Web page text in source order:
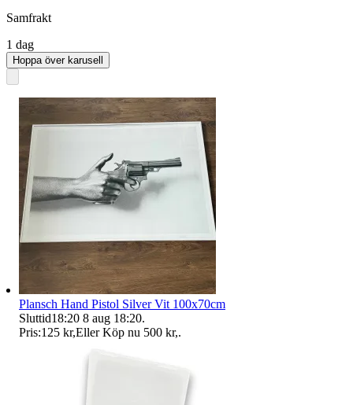
Samfrakt
1 dag
Hoppa över karusell
Plansch Hand Pistol Silver Vit 100x70cm
Sluttid18:20 8 aug 18:20.
Pris:125 kr,Eller Köp nu 500 kr,.